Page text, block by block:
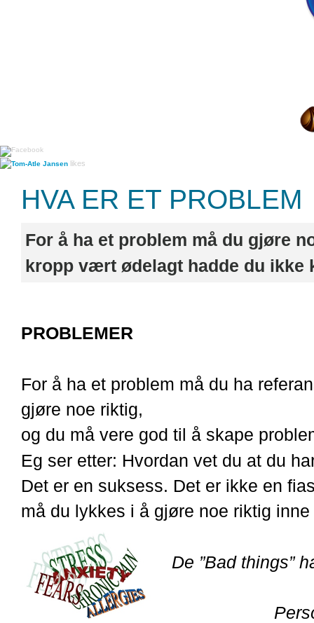
Tom-Atle Jansen likes
HVA ER ET PROBLEM
For å ha et problem må du gjøre
kropp vært ødelagt hadde du ikke
PROBLEMER
For å ha et problem må du ha
gjøre noe riktig,
og du må vere god til å skape
Eg ser etter: Hvordan vet du at du
Det er en suksess. Det er ikke en
må du lykkes i å gjøre noe riktig
De ”Bad things”